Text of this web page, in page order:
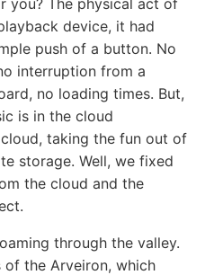
device, it had
push of a button. No
interruption from a
no loading times. But,
is in the cloud
taking the fun out of
storage. Well, we fixed
the cloud and the
through the valley.
of the Arveiron, which